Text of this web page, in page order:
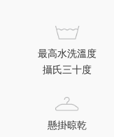
最高水洗溫度
攝氏三十度
懸掛晾乾